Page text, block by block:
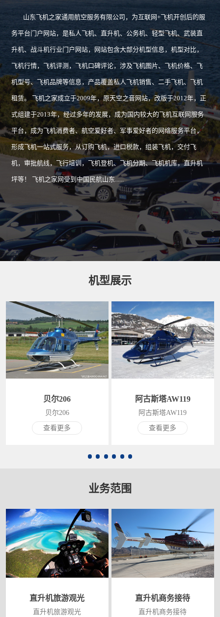
山东飞机之家通用航空服务有限公司，为互联网+飞机开创后的服
务平台门户网站，是私人飞机、直升机、公务机、轻型飞机、武装直
升机、战斗机行业门户网站，网站包含大部分机型信息，机型对比，
飞机行情，飞机评测，飞机口碑评论，涉及飞机图片、飞机价格、飞
机型号、飞机品牌等信息，产品覆盖私人飞机销售、二手飞机、飞机
租赁。 飞机之家成立于2009年，原天空之音网站，改版于2012年，正
式组建于2013年，经过多年的发展，成为国内较大的飞机互联网服务
平台，成为飞机消费者、航空爱好者、军事爱好者的网络服务平台，
形成飞机一站式服务，从订购飞机，进口税款，组装飞机，交付飞
机，审批航线，飞行培训，飞机登机、飞机分期、飞机机库，直升机
坪等！ 飞机之家网受到中国民航山东......
机型展示
贝尔206
贝尔206
查看更多
阿古斯塔AW119
阿古斯塔AW119
查看更多
业务范围
直升机旅游观光
直升机旅游观光
直升机商务接待
直升机商务接待